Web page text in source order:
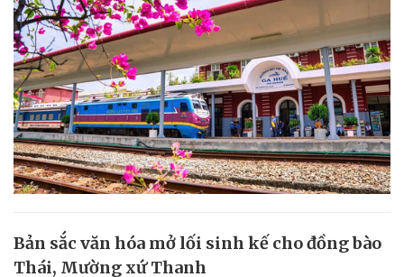
Bản sắc văn hóa mở lối sinh kế cho đồng bào
Thái, Mường xứ Thanh